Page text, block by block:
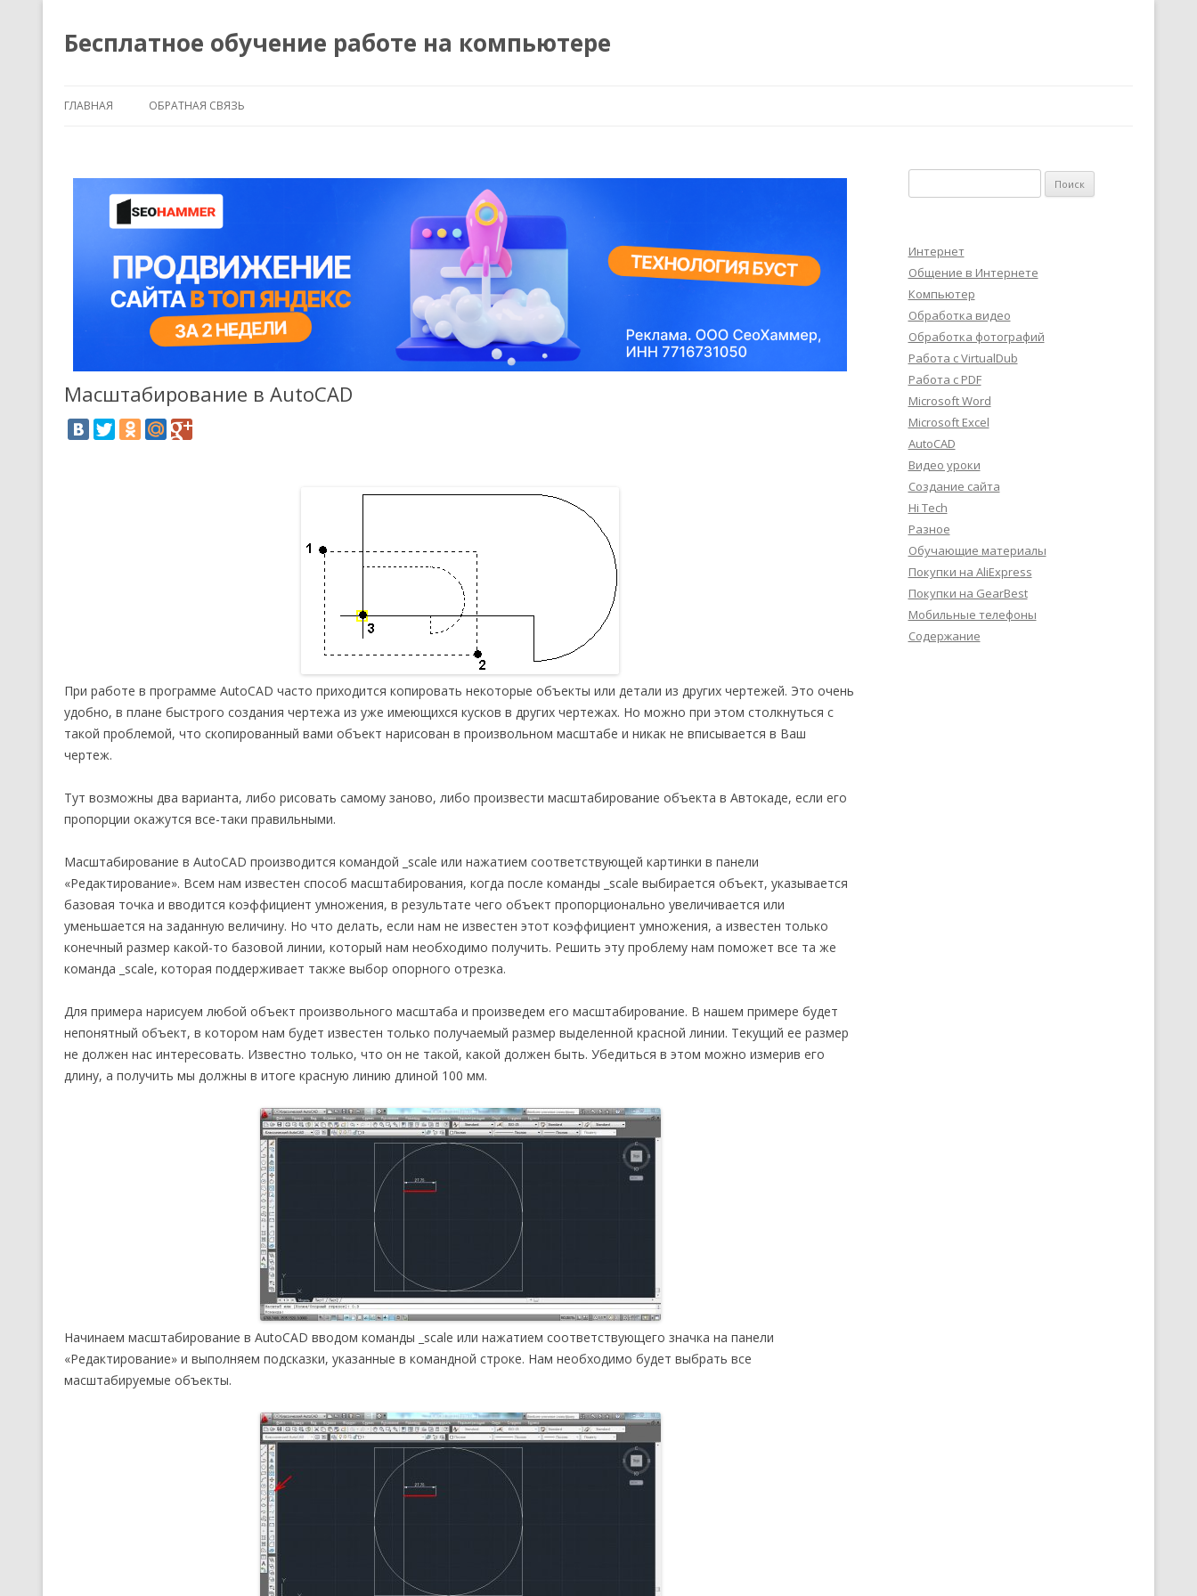
Бесплатное обучение работе на компьютере
ГЛАВНАЯ ОБРАТНАЯ СВЯЗЬ
Масштабирование в AutoCAD
При работе в программе AutoCAD часто приходится копировать некоторые объекты или детали из других чертежей. Это очень
удобно, в плане быстрого создания чертежа из уже имеющихся кусков в других чертежах. Но можно при этом столкнуться с
такой проблемой, что скопированный вами объект нарисован в произвольном масштабе и никак не вписывается в Ваш
чертеж.
Тут возможны два варианта, либо рисовать самому заново, либо произвести масштабирование объекта в Автокаде, если его
пропорции окажутся все-таки правильными.
Масштабирование в AutoCAD производится командой _scale или нажатием соответствующей картинки в панели
«Редактирование». Всем нам известен способ масштабирования, когда после команды _scale выбирается объект, указывается
базовая точка и вводится коэффициент умножения, в результате чего объект пропорционально увеличивается или
уменьшается на заданную величину. Но что делать, если нам не известен этот коэффициент умножения, а известен только
конечный размер какой-то базовой линии, который нам необходимо получить. Решить эту проблему нам поможет все та же
команда _scale, которая поддерживает также выбор опорного отрезка.
Для примера нарисуем любой объект произвольного масштаба и произведем его масштабирование. В нашем примере будет
непонятный объект, в котором нам будет известен только получаемый размер выделенной красной линии. Текущий ее размер
не должен нас интересовать. Известно только, что он не такой, какой должен быть. Убедиться в этом можно измерив его
длину, а получить мы должны в итоге красную линию длиной 100 мм.
Начинаем масштабирование в AutoCAD вводом команды _scale или нажатием соответствующего значка на панели
«Редактирование» и выполняем подсказки, указанные в командной строке. Нам необходимо будет выбрать все
масштабируемые объекты.
Интернет
Общение в Интернете
Компьютер
Обработка видео
Обработка фотографий
Работа с VirtualDub
Работа с PDF
Microsoft Word
Microsoft Excel
AutoCAD
Видео уроки
Создание сайта
Hi Tech
Разное
Обучающие материалы
Покупки на AliExpress
Покупки на GearBest
Мобильные телефоны
Содержание